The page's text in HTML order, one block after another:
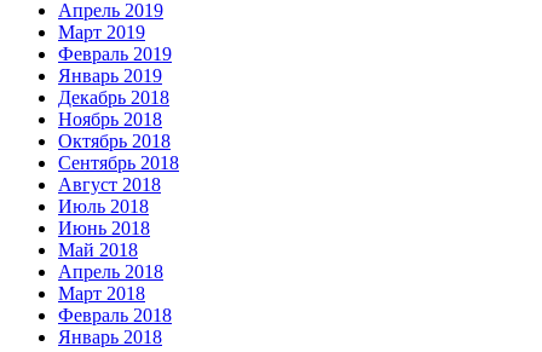
Апрель 2019
Март 2019
Февраль 2019
Январь 2019
Декабрь 2018
Ноябрь 2018
Октябрь 2018
Сентябрь 2018
Август 2018
Июль 2018
Июнь 2018
Май 2018
Апрель 2018
Март 2018
Февраль 2018
Январь 2018